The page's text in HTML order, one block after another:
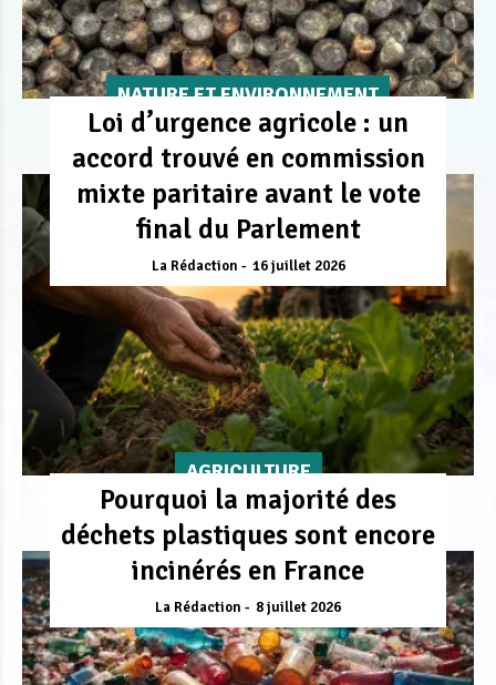
NATURE ET ENVIRONNEMENT
Loi d’urgence agricole : un
accord trouvé en commission
mixte paritaire avant le vote
final du Parlement
La Rédaction 16 juillet 2026
AGRICULTURE
Pourquoi la majorité des
déchets plastiques sont encore
incinérés en France
La Rédaction 8 juillet 2026